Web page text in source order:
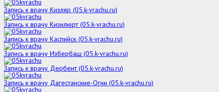
Запись к врачу Кизляр (05.k-vrachu.ru)
Запись к врачу Кизилюрт (05.k-vrachu.ru)
Запись к врачу Каспийск (05.k-vrachu.ru)
Запись к врачу Избербаш (05.k-vrachu.ru)
Запись к врачу Дербент (05.k-vrachu.ru)
Запись к врачу Дагестанские-Огни (05.k-vrachu.ru)